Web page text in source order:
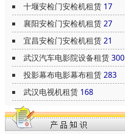
十堰安检门安检机租赁 17
襄阳安检门安检机租赁27
宜昌安检门安检机租赁21
武汉汽车电影院设备租赁300
投影幕布电影幕布租赁283
武汉电视机租赁 168